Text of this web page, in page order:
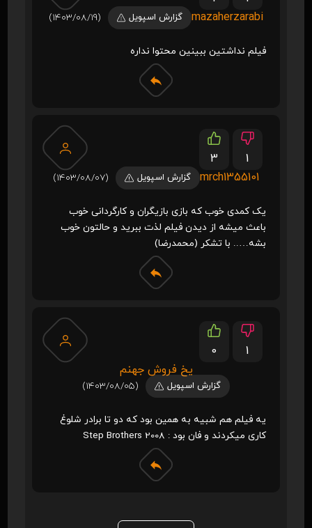
mazaherzarabi
گزارش اسپویل (1403/08/19)
فیلم نداشتین ببینین محتوا نداره
3
1
mrch1355101
گزارش اسپویل (1403/08/07)
یک کمدی خوب که بازی بازیگران و کارگردانی خوب
باعث میشه از دیدن فیلم لذت ببرید و حالتون خوب
بشه….. با تشکر (محمدرضا)
0
1
یخ فروش جهنم
گزارش اسپویل (1403/08/05)
یه فیلم هم شبیه به همین بود که دو تا برادر شلوغ
کاری میکردند و فان بود : Step Brothers 2008